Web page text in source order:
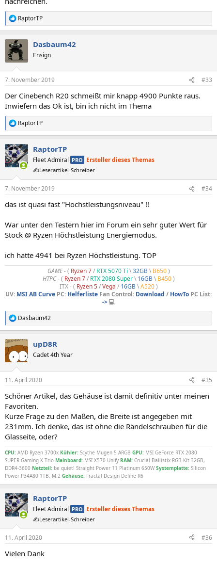
R
e
k
t
i
e
:
RaptorTP
Dasbaum42
Ensign
7. November 2019 #33
Der Cinebench R20 schmeißt mir knapp 4900 Punkte raus.
Inwiefern das Ok ist, bin ich nicht im Thema
R
e
k
t
i
n
e
n
:
RaptorTP
RaptorTP
Fleet Admiral PRO Ersteller dieses Themas
✍️Leserartikel-Schreiber
7. November 2019 #34
das ist quasi fast "Höchstleistungsniveau" !!
War unter den Testern hier im Forum ein sehr guter Wert für
Stock @ Ryzen Höchstleistung Energiemodus.
ich hatte 4941 bei Ryzen Höchstleistung. TOP
GAME- ( Ryzen 7/ RTX 5070 Ti \32GB\ B650)
HTPC -( Ryzen 7/ RTX 2080 Super\ 16GB\ B450)
ITX - ( Ryzen 5/Vega / 16GB\A520)
UV: MSI AB Curve PC: Helferliste Fan Control: Download / HowTo PC List:
->💻
R
e
k
t
i
e
:
Dasbaum42
upD8R
Cadet 4th Year
11. April 2020 #35
Schöner Artikel, das Gehäuse ist damit definitiv unter meinen
Favoriten.
Kurze Frage zu den Maßen, die Breite ist angegeben mit
231mm. Ich denke, das ist ohne die Rändelschrauben für die
Glasseite, oder?
CPU: AMD Ryzen 3700x Kühler: Scythe Mugen 5 ARGB GPU: MSI GeForce RTX 2080
SUPER Gaming X Trio Mainboard: MSI X570 Unify RAM: Crucial Ballistix RGB Kit 32GB,
DDR4-3600 Netzteil: be quiet! Straight Power 11 Platinum 650W Systemplatte: Silicon
Power P34A80 1TB, M.2 Gehäuse: Fractal Design Define R6
RaptorTP
Fleet Admiral PRO Ersteller dieses Themas
✍️Leserartikel-Schreiber
11. April 2020 #36
Vielen Dank